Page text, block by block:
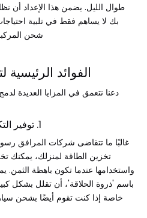
طوال الليل. يضمن هذا الإعداد أن
بك لا يساهم فقط في تلبية
شحن
الفوائد
دعنا نتعمق في المزايا العديدة لدمج
1. توفير التكاليف من خلال حلاقة الذروة
غالبًا ما تتقاضى شركات المرافق
تخزين الطاقة لمنزلك، يمكنك
واستخدامها عندما تكون باهظة الثمن.
باسم 'ذروة الحلاقة'، أن تقلل بشكل
خاصة إذا كنت تقوم أيضًا بشحن